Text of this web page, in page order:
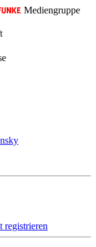
Mediengruppe
registrieren